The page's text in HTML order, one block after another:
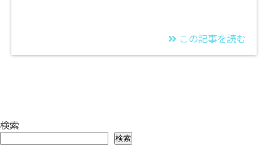
この記事を読む
検索
検索